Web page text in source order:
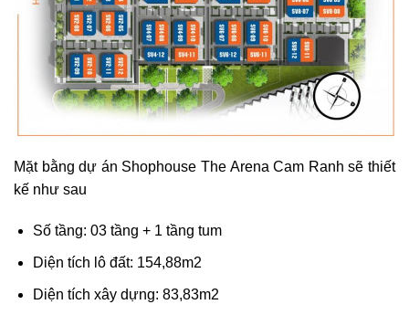
Mặt bằng dự án Shophouse The Arena Cam Ranh sẽ thiết
kế như sau
Số tầng: 03 tầng + 1 tầng tum
Diện tích lô đất: 154,88m2
Diện tích xây dựng: 83,83m2